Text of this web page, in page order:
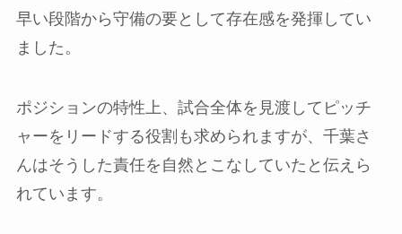
早い段階から守備の要として存在感を発揮してい
ました。
ポジションの特性上、試合全体を見渡してピッチ
ャーをリードする役割も求められますが、千葉さ
んはそうした責任を自然とこなしていたと伝えら
れています。